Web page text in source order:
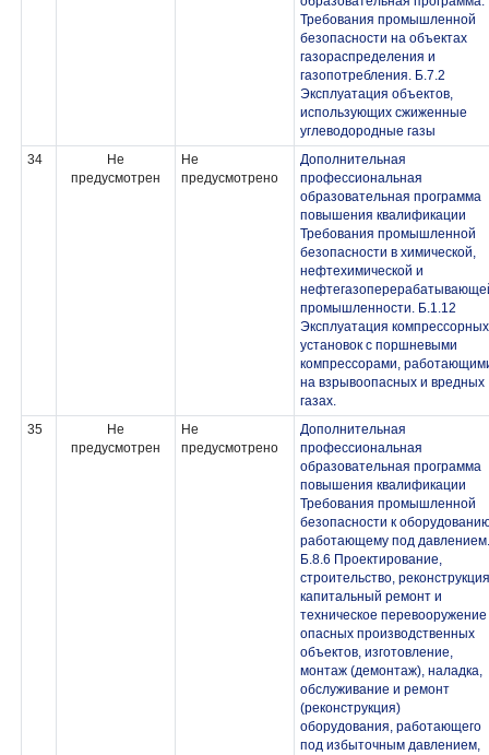
Требования промышленной
безопасности на объектах
газораспределения и
газопотребления. Б.7.2
Эксплуатация объектов,
использующих сжиженные
углеводородные газы
34
Не
предусмотрен
Не
предусмотрено
Дополнительная
профессиональная
образовательная программа
повышения квалификации
Требования промышленной
безопасности в химической,
нефтехимической и
промышленности. Б.1.12
Эксплуатация компрессорных
установок с поршневыми
компрессорами,
на взрывоопасных и вредных
газах.
35
Не
предусмотрен
Не
предусмотрено
Дополнительная
профессиональная
образовательная программа
повышения квалификации
Требования промышленной
безопасности к
работающему под давлением.
Б.8.6 Проектирование,
строительство,
капитальный ремонт и
техническое перевооружение
опасных производственных
объектов, изготовление,
монтаж (демонтаж), наладка,
обслуживание и ремонт
(реконструкция)
оборудования, работающего
под избыточным давлением,